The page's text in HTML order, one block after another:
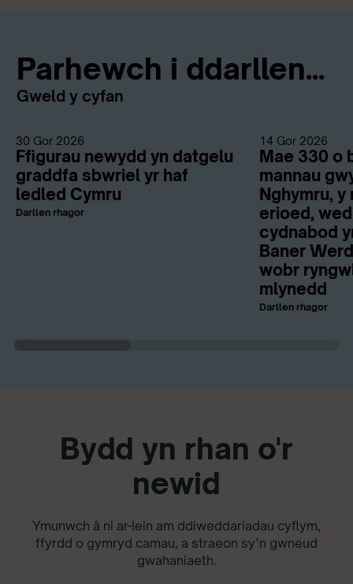
Parhewch i ddarllen...
Gweld y cyfan
30 Gor 2026
Ffigurau newydd yn datgelu
graddfa sbwriel yr haf
ledled Cymru
Darllen rhagor
14 Gor 2026
Mae 330 o
mannau
Nghymru,
erioed,
cydnabod
Baner
wobr
mlynedd
Darllen rhagor
Bydd yn rhan o'r
newid
Ymunwch â ni ar-lein am ddiweddariadau cyflym,
ffyrdd o gymryd camau, a straeon sy’n gwneud
gwahaniaeth.